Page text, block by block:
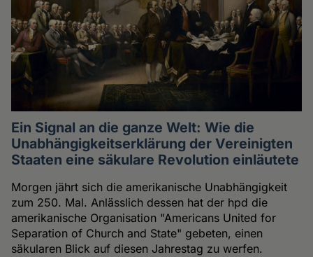
Ein Signal an die ganze Welt: Wie die
Unabhängigkeitserklärung der Vereinigten
Staaten eine säkulare Revolution einläutete
Morgen jährt sich die amerikanische Unabhängigkeit
zum 250. Mal. Anlässlich dessen hat der hpd die
amerikanische Organisation "Americans United for
Separation of Church and State" gebeten, einen
säkularen Blick auf diesen Jahrestag zu werfen.